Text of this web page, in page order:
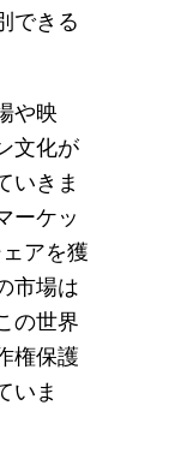
できる
や映
文化が
いきま
ーケッ
アを獲
市場は
の世界
権保護
いま